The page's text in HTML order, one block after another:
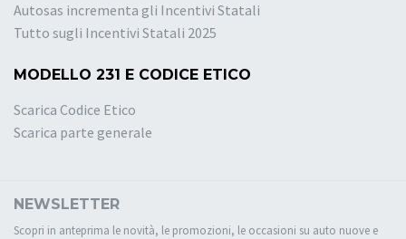
Autosas incrementa gli Incentivi Statali
Tutto sugli Incentivi Statali 2025
MODELLO 231 E CODICE ETICO
Scarica Codice Etico
Scarica parte generale
NEWSLETTER
Scopri in anteprima le novità, le promozioni, le occasioni su auto nuove e